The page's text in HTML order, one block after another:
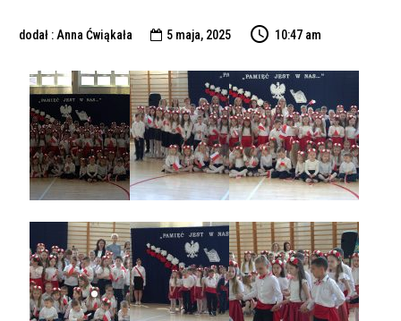
dodał : Anna Ćwiąkała  5 maja, 2025 10:47 am